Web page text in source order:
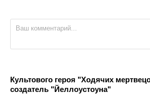
Культового героя "Ходячих
создатель "Йеллоустоуна"